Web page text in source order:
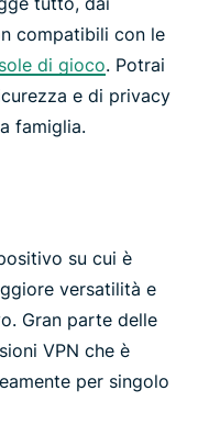
compatibili con le
di gioco. Potrai
e di privacy
famiglia.
su cui è
versatilità e
Gran parte delle
VPN che è
per singolo